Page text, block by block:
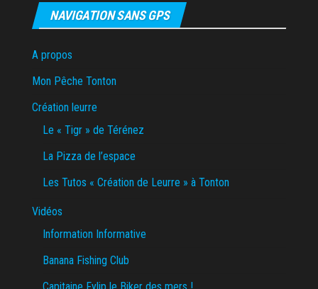
NAVIGATION SANS GPS
A propos
Mon Pêche Tonton
Création leurre
Le « Tigr » de Térénez
La Pizza de l’espace
Les Tutos « Création de Leurre » à Tonton
Vidéos
Information Informative
Banana Fishing Club